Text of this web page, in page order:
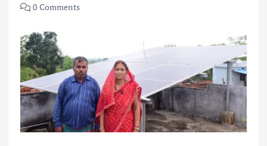
0 Comments